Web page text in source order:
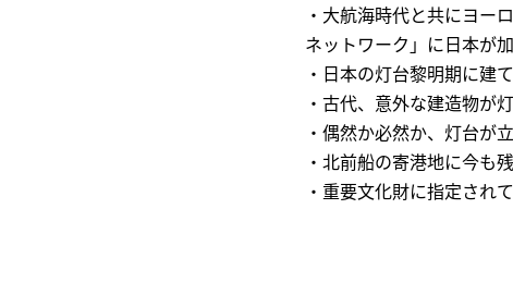
・大航海時代と共にヨー
ネットワーク」に日本が
・日本の灯台黎明期に建
・古代、意外な建造物が
・偶然か必然か、灯台が
・北前船の寄港地に今も
・重要文化財に指定され